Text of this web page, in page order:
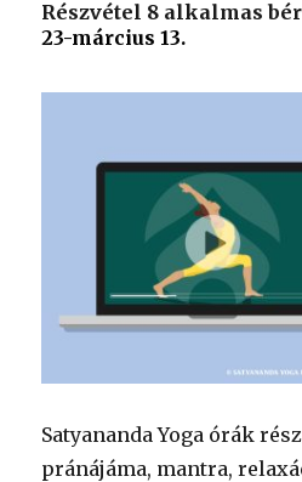
Részvétel 8 alkalmas
23-március 13.
Satyananda Yoga órák
pránájáma, mantra,